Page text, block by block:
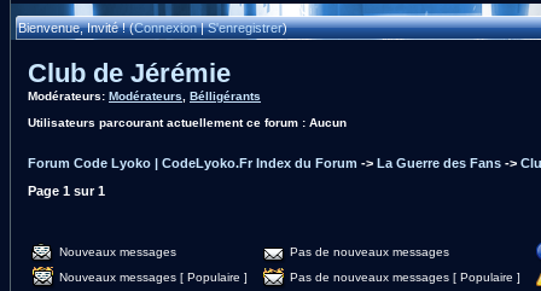
Bienvenue, Invité ! (Connexion|S'enregistrer)
Club de Jérémie
Modérateurs: Modérateurs
Bélligérants
Utilisateurs parcourant actuellement ce forum : Aucun
Forum Code Lyoko | CodeLyoko.Fr Index du Forum -> La Guerre des Fans ->
Page 1 sur1
Nouveaux messages
Pas de nouveaux messages
Nouveaux messages [ Populaire ]
Pas de nouveaux messages [ Populaire ]